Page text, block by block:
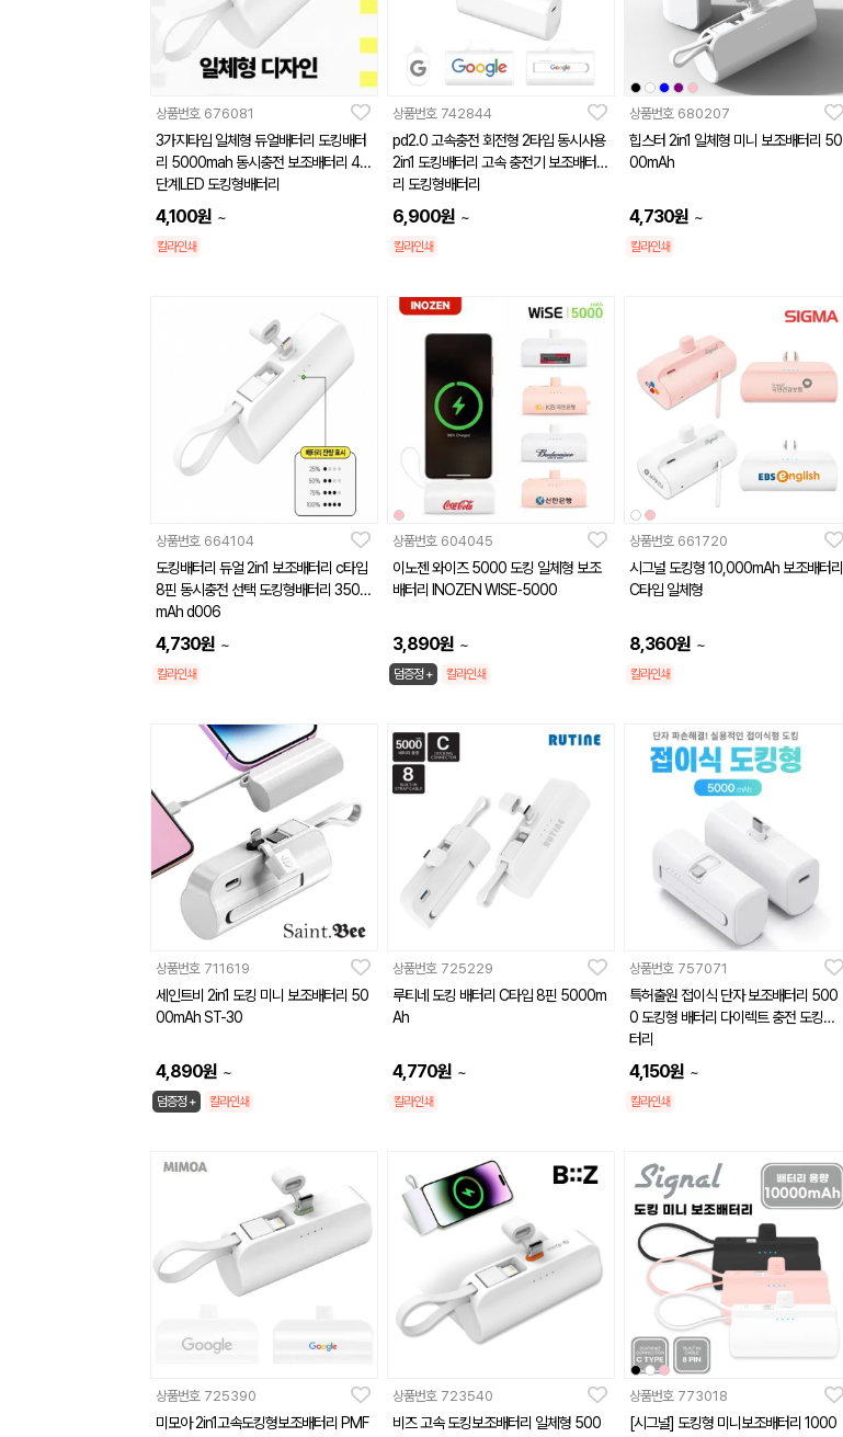
상품번호 676081
3가지타입 일체형 듀얼배터리 도킹배터
리 5000mah 동시충전 보조배터리 4
단계LED 도킹형배터리
4,100원 ~
칼라인쇄
상품번호 742844
pd2.0 고속충전 회전형 2타입 동시사용
2in1 도킹배터리 고속 충전기 보조배터
리 도킹형배터리
6,900원 ~
칼라인쇄
상품번호 680207
힙스터 2in1 일체형 미니 보조배터리 50
00mAh
4,730원 ~
칼라인쇄
상품번호 664104
도킹배터리 듀얼 2in1 보조배터리 c타입
8핀 동시충전 선택 도킹형배터리 3500
mAh d006
4,730원 ~
칼라인쇄
상품번호 604045
이노젠 와이즈 5000 도킹 일체형 보조
배터리 INOZEN WISE-5000
3,890원 ~
덤증정 + 칼라인쇄
상품번호 661720
시그널 도킹형 10,000mAh 보조배터리
C타입 일체형
8,360원 ~
칼라인쇄
상품번호 711619
세인트비 2in1 도킹 미니 보조배터리 50
00mAh ST-30
4,890원 ~
덤증정 + 칼라인쇄
상품번호 725229
루티네 도킹 배터리 C타입 8핀 5000m
Ah
4,770원 ~
칼라인쇄
상품번호 757071
특허출원 접이식 단자 보조배터리 500
0 도킹형 배터리 다이렉트 충전 도킹배
터리
4,150원 ~
칼라인쇄
상품번호 725390
미모아 2in1고속도킹형보조배터리 PMF
상품번호 723540
비즈 고속 도킹보조배터리 일체형 500
상품번호 773018
[시그널] 도킹형 미니보조배터리 1000